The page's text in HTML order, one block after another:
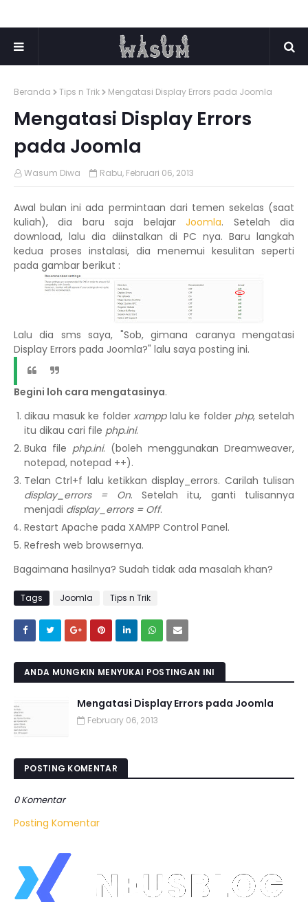
Beranda Tips n Trik Mengatasi Display Errors pada Joomla
Mengatasi Display Errors
pada Joomla
Wasum Diwa Rabu, Februari 06, 2013
Awal bulan ini ada permintaan dari temen sekelas (saat
kuliah), dia baru saja belajarJoomla. Setelah dia
download, lalu dia diinstalkan di PC nya. Baru langkah
kedua proses instalasi, dia menemui kesulitan seperti
pada gambar berikut :
Lalu dia sms saya, "Sob, gimana caranya mengatasi
Display Errors pada Joomla?" lalu saya posting ini.
Begini loh cara mengatasinya.
dikau masuk ke folderxampplalu ke folder php, setelah
itu dikau cari file php.ini.
Buka file php.ini. (boleh menggunakan Dreamweaver,
notepad, notepad ++).
Telan Ctrl+f lalu ketikkan display_errors. Carilah tulisan
display_errors = On. Setelah itu, ganti tulisannya
menjadi display_errors = Off.
Restart Apache pada XAMPP Control Panel.
Refresh web browsernya.
Bagaimana hasilnya? Sudah tidak ada masalah khan?
Tags Joomla Tips n Trik
ANDA MUNGKIN MENYUKAI POSTINGAN INI
Mengatasi Display Errors pada Joomla
February 06, 2013
POSTING KOMENTAR
0 Komentar
Posting Komentar